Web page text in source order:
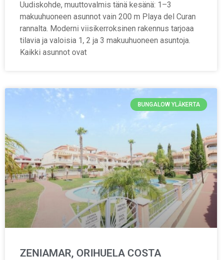
Uudiskohde, muuttovalmis tänä kesänä: 1–3
makuuhuoneen asunnot vain 200 m Playa del Curan
rannalta. Moderni viisikerroksinen rakennus tarjoaa
tilavia ja valoisia 1, 2 ja 3 makuuhuoneen asuntoja.
Kaikki asunnot ovat
BUNGALOW YLÄKERTA
ZENIAMAR, ORIHUELA COSTA